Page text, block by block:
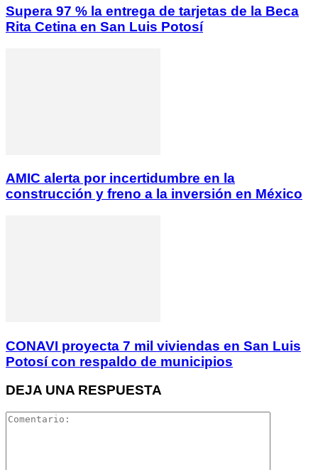
Supera 97 % la entrega de tarjetas de la Beca
Rita Cetina en San Luis Potosí
AMIC alerta por incertidumbre en la
construcción y freno a la inversión en México
CONAVI proyecta 7 mil viviendas en San Luis
Potosí con respaldo de municipios
DEJA UNA RESPUESTA